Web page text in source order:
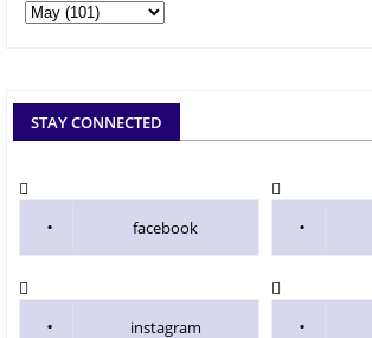
STAY CONNECTED
facebook
instagram